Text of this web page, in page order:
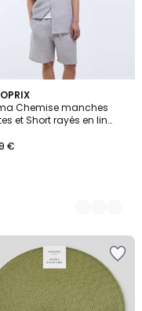
Chemise manches
et Short rayés en lin
€